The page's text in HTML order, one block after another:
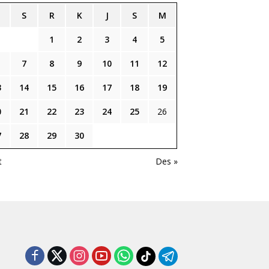
S R K J S M
1 2 3 4 5
7 8 9 10 11 12
14 15 16 17 18 19
21 22 23 24 25 26
28 29 30
Des »